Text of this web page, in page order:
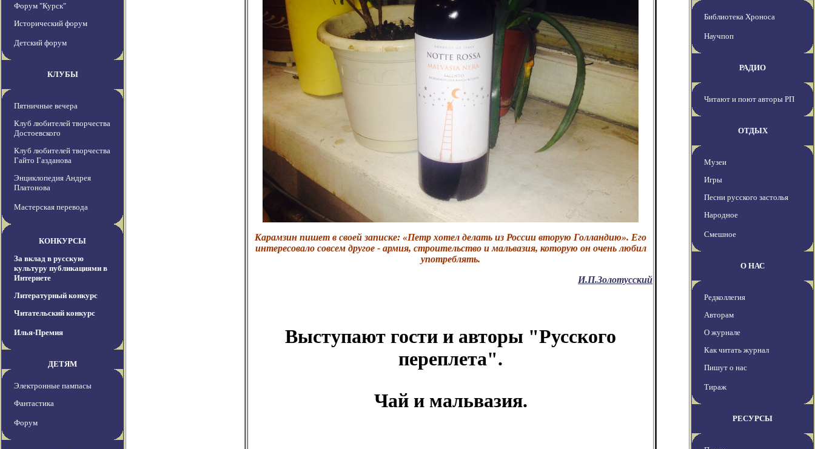
Форум "Курск"
Исторический форум
Детский форум
КЛУБЫ
Пятничные вечера
Клуб любителей творчества
Достоевского
Клуб любителей творчества
Гайто Газданова
Энциклопедия Андрея
Платонова
Мастерская перевода
КОНКУРСЫ
За вклад в русскую
культуру публикациями в
Интернете
Литературный конкурс
Читательский конкурс
Илья-Премия
ДЕТЯМ
Электронные пампасы
Фантастика
Форум
Карамзин пишет в своей записке: «Петр хотел делать из России вторую Голландию». Его
интересовало совсем другое - армия, строительство и мальвазия, которую он очень любил
употреблять.
И.П.Золотусский
Выступают гости и авторы "Русского
переплета".
Чай и мальвазия.
Библиотека Хроноса
Научпоп
РАДИО
Читают и поют авторы РП
ОТДЫХ
Музеи
Игры
Песни русского застолья
Народное
Смешное
О НАС
Редколлегия
Авторам
О журнале
Как читать журнал
Пишут о нас
Тираж
РЕСУРСЫ